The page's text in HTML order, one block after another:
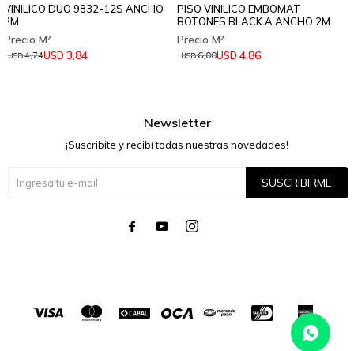
VINILICO DUO 9832-12S ANCHO
2M
USD 3,84
USD4,74
PISO VINILICO EMBOMAT
BOTONES BLACK A ANCHO 2M
USD 4,86
USD6,00
Newsletter
¡Suscribite y recibí todas nuestras novedades!
SUSCRIBIRME
  